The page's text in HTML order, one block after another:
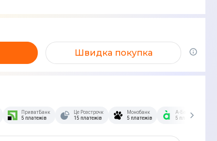
Швидка покупка
Скибочка.
ПриватБанк
5 платежів
Це Розстрочка
15 платежів
Монобанк
5 платежів
А-Банк
5 платежів